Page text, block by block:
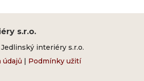
s.r.o.
interiéry s.r.o.
údajů | Podmínky užití